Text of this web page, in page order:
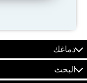
دماغك
البحث